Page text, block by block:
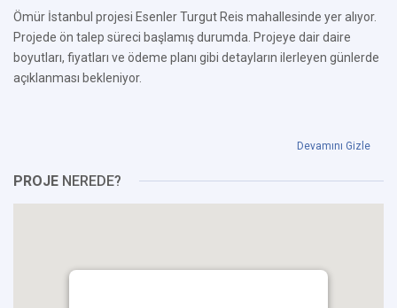
Ömür İstanbul projesi Esenler Turgut Reis mahallesinde yer alıyor.
Projede ön talep süreci başlamış durumda. Projeye dair daire
boyutları, fiyatları ve ödeme planı gibi detayların ilerleyen günlerde
açıklanması bekleniyor.
Devamını Gizle
PROJE NEREDE?